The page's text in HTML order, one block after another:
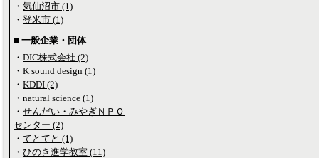
・ 気仙沼市 (1)
・ 登米市 (1)
■ 一般企業・団体
・ DIC株式会社 (2)
・ K sound design (1)
・ KDDI (2)
・ natural science (1)
・ せんだい・みやぎＮＰＯ
センター (2)
・ てとてと (1)
・ ひのき進学教室 (11)